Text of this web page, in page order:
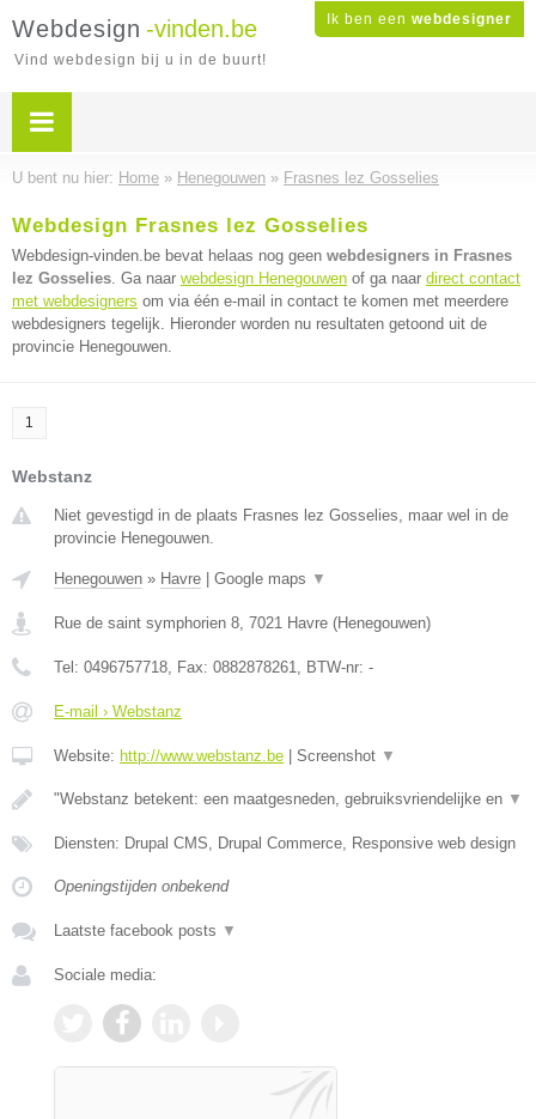
Ik ben een webdesigner
Webdesign -vinden.be
Vind webdesign bij u in de buurt!
U bent nu hier: Home » Henegouwen » Frasnes lez Gosselies
Webdesign Frasnes lez Gosselies
Webdesign-vinden.be bevat helaas nog geen webdesigners in Frasnes
lez Gosselies. Ga naar webdesign Henegouwen of ga naar direct contact
met webdesigners om via één e-mail in contact te komen met meerdere
webdesigners tegelijk. Hieronder worden nu resultaten getoond uit de
provincie Henegouwen.
1
Webstanz
Niet gevestigd in de plaats Frasnes lez Gosselies, maar wel in de
provincie Henegouwen.
Henegouwen » Havre Google maps ▼
Rue de saint symphorien 8, 7021 Havre (Henegouwen)
Tel: 0496757718, Fax: 0882878261, BTW-nr: -
E-mail › Webstanz
Website: http://www.webstanz.be Screenshot ▼
"Webstanz betekent: een maatgesneden, gebruiksvriendelijke en ▼
Diensten: Drupal CMS, Drupal Commerce, Responsive web design
Openingstijden onbekend
Laatste facebook posts ▼
Sociale media: